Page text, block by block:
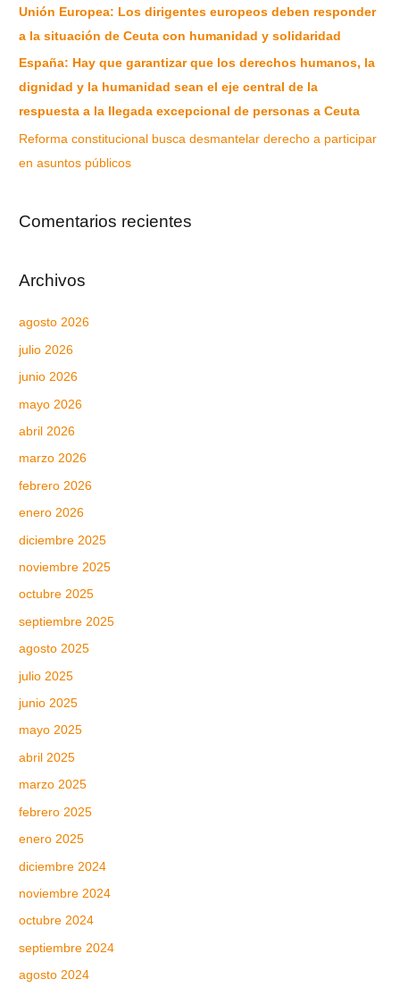
Unión Europea: Los dirigentes europeos deben responder
a la situación de Ceuta con humanidad y solidaridad
España: Hay que garantizar que los derechos humanos, la
dignidad y la humanidad sean el eje central de la
respuesta a la llegada excepcional de personas a Ceuta
Reforma constitucional busca desmantelar derecho a participar
en asuntos públicos
Comentarios recientes
Archivos
agosto 2026
julio 2026
junio 2026
mayo 2026
abril 2026
marzo 2026
febrero 2026
enero 2026
diciembre 2025
noviembre 2025
octubre 2025
septiembre 2025
agosto 2025
julio 2025
junio 2025
mayo 2025
abril 2025
marzo 2025
febrero 2025
enero 2025
diciembre 2024
noviembre 2024
octubre 2024
septiembre 2024
agosto 2024